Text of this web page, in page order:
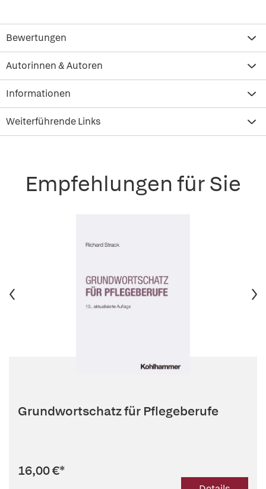
Bewertungen
Autorinnen & Autoren
Informationen
Weiterführende Links
Empfehlungen für Sie
Grundwortschatz für Pflegeberufe
16,00 €*